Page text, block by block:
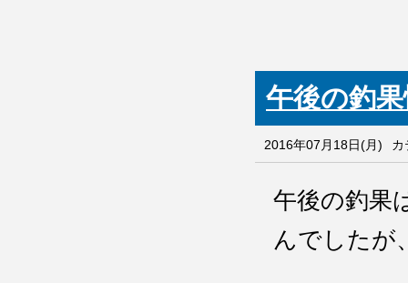
午後の釣
2016年07月18日(月) カ
午後の釣果
んでしたが